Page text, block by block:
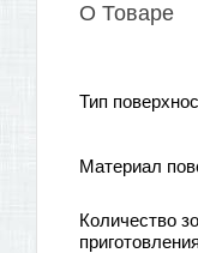
О Товаре
Тип
Материал
Количество
приготовления